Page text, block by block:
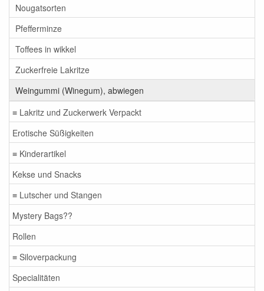
Nougatsorten
Pfefferminze
Toffees in wikkel
Zuckerfreie Lakritze
Weingummi (Winegum), abwiegen
≡ Lakritz und Zuckerwerk Verpackt
Erotische Süßigkeiten
≡ Kinderartikel
Kekse und Snacks
≡ Lutscher und Stangen
Mystery Bags??
Rollen
≡ Siloverpackung
Specialitäten